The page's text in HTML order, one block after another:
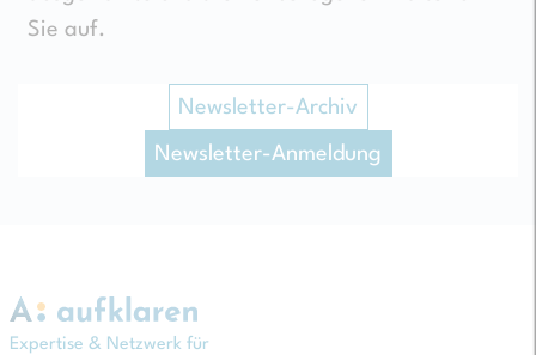
Sie auf.
Newsletter-Archiv
Newsletter-Anmeldung
Expertise & Netzwerk für